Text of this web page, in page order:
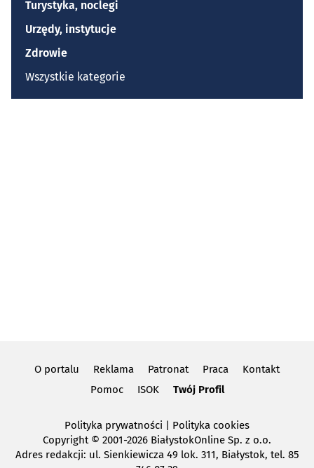
Turystyka, noclegi
Urzędy, instytucje
Zdrowie
Wszystkie kategorie
O portalu Reklama Patronat Praca
Kontakt
Pomoc
ISOK Twój Profil
Polityka prywatności
Polityka cookies
Copyright© 2001-2026 BiałystokOnline Sp. z o.o.
Adres redakcji: ul. Sienkiewicza 49 lok. 311, Białystok, tel. 85